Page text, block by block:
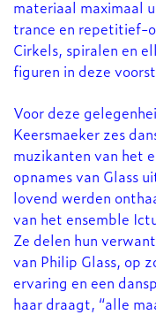
materiaal maximaal
trance en repetitief-
Cirkels, spiralen en
figuren in deze
Voor deze
Keersmaeker zes
muzikanten van het
opnames van Glass
lovend werden
van het ensemble
Ze delen hun
van Philip Glass, op
ervaring en een
haar draagt, “alle